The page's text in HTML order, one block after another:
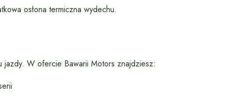
osłona termiczna wydechu.
jazdy. W ofercie Bawarii Motors znajdziesz: